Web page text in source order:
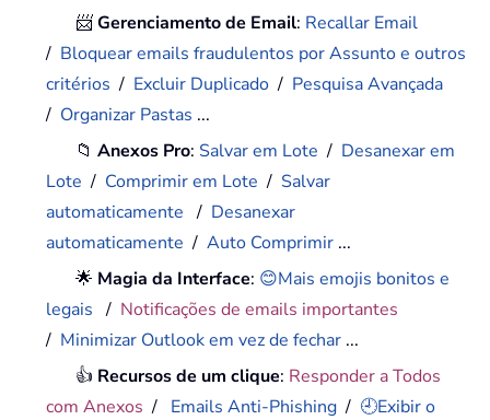
📨Gerenciamento de Email: Recallar Email
/ Bloquear emails fraudulentos por Assunto e outros
critérios / Excluir Duplicado / Pesquisa Avançada
/ Organizar Pastas ...
📁Anexos Pro: Salvar em Lote / Desanexar em
Lote / Comprimir em Lote / Salvar
automaticamente / Desanexar
automaticamente /Auto Comprimir ...
🌟 Magia da Interface: 😊Mais emojis bonitos e
legais / Notificações de emails importantes
/ Minimizar Outlook em vez de fechar ...
👍 Recursos de um clique: Responder a Todos
com Anexos / Emails Anti-Phishing / 🕘Exibir o